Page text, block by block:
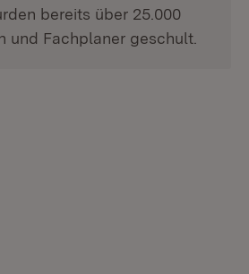
in neuem Fenster)
bereits über 25.000
und Fachplaner geschult.